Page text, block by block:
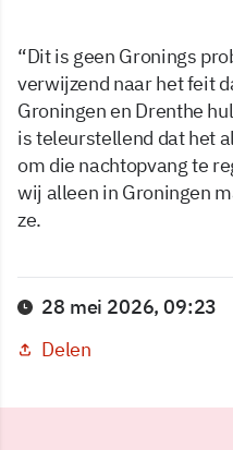
“Dit is geen Gronings
verwijzend naar het feit
Groningen en Drenthe
is teleurstellend dat het
om die nachtopvang te
wij alleen in Groningen
ze.
28 mei 2026, 09:23
Delen